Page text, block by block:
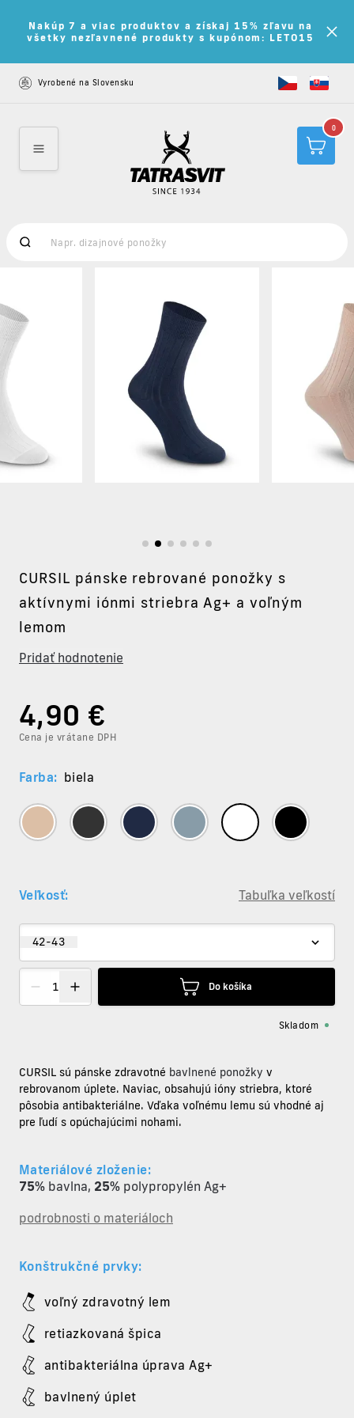
Nakúp 7 a viac produktov a získaj 15% zľavu na
všetky nezľavnené produkty s kupónom: LETO15
Vyrobené na Slovensku
0
CURSIL pánske rebrované ponožky s
aktívnymi iónmi striebra Ag+ a voľným
lemom
Pridať hodnotenie
4,90 €
Cena je vrátane DPH
Farba: biela
Veľkosť: Tabuľka veľkostí
42-43
Do košíka
Skladom
CURSIL sú pánske zdravotné bavlnené ponožky v
rebrovanom úplete. Naviac, obsahujú ióny striebra, ktoré
pôsobia antibakteriálne. Vďaka voľnému lemu sú vhodné aj
pre ľudí s opúchajúcimi nohami.
Materiálové zloženie:
75% bavlna, 25% polypropylén Ag+
podrobnosti o materiáloch
Konštrukčné prvky:
voľný zdravotný lem
retiazkovaná špica
antibakteriálna úprava Ag+
bavlnený úplet